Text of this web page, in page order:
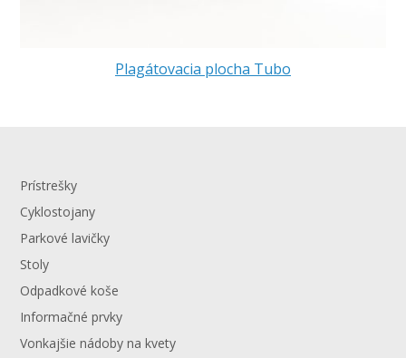
Plagátovacia plocha Tubo
Prístrešky
Cyklostojany
Parkové lavičky
Stoly
Odpadkové koše
Informačné prvky
Vonkajšie nádoby na kvety